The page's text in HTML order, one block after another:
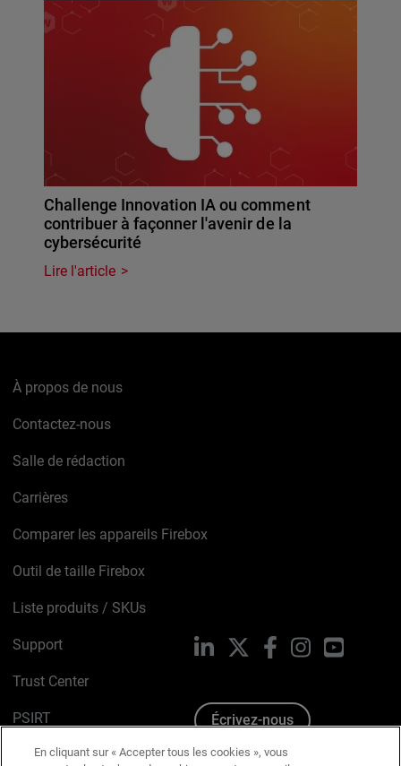
Challenge Innovation IA ou comment
contribuer à façonner l'avenir de la
cybersécurité
Lire l'article
À propos de nous
Contactez-nous
Salle de rédaction
Carrières
Comparer les appareils Firebox
Outil de taille Firebox
Liste produits / SKUs
Support
Trust Center
PSIRT
Avis sur les cookies
LinkedIn FacebookInstagramYouTube
Écrivez-nous
En cliquant sur « Accepter tous les cookies », vous